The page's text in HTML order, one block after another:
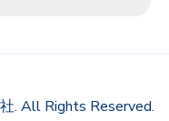
. All Rights Reserved.